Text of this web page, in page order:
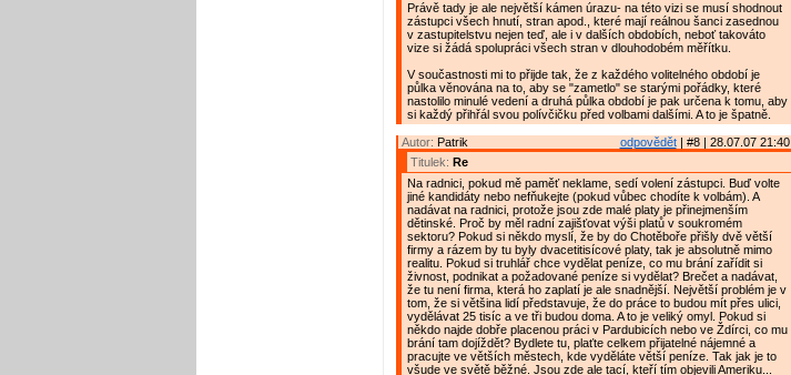
Právě tady je ale největší kámen úrazu- na této vizi se musí shodnout
zástupci všech hnutí, stran apod., které mají reálnou šanci zasednou
v zastupitelstvu nejen teď, ale i v dalších obdobích, neboť takováto
vize si žádá spolupráci všech stran v dlouhodobém měřítku.
V součastnosti mi to přijde tak, že z každého volitelného období je
půlka věnována na to, aby se "zametlo" se starými pořádky, které
nastolilo minulé vedení a druhá půlka období je pak určena k tomu, aby
si každý přihřál svou polívčičku před volbami dalšími. A to je špatně.
odpovědět| #8 | 28.07.07 21:40
Autor: Patrik
Titulek: Re
Na radnici, pokud mě paměť neklame, sedí volení zástupci. Buď volte
jiné kandidáty nebo nefňukejte (pokud vůbec chodíte k volbám). A
nadávat na radnici, protože jsou zde malé platy je přinejmenším
dětinské. Proč by měl radní zajišťovat výši platů v soukromém
sektoru? Pokud si někdo myslí, že by do Chotěboře přišly dvě větší
firmy a rázem by tu byly dvacetitisícové platy, tak je absolutně mimo
realitu. Pokud si truhlář chce vydělat peníze, co mu brání zařídit si
živnost, podnikat a požadované peníze si vydělat? Brečet a nadávat,
že tu není firma, která ho zaplatí je ale snadnější. Největší problém je v
tom, že si většina lidí představuje, že do práce to budou mít přes ulici,
vydělávat 25 tisíc a ve tři budou doma. A to je veliký omyl. Pokud si
někdo najde dobře placenou práci v Pardubicích nebo ve Ždírci, co mu
brání tam dojíždět? Bydlete tu, plaťte celkem přijatelné nájemné a
pracujte ve větších městech, kde vyděláte větší peníze. Tak jak je to
všude ve světě běžné. Jsou zde ale tací, kteří tím objevili Ameriku...